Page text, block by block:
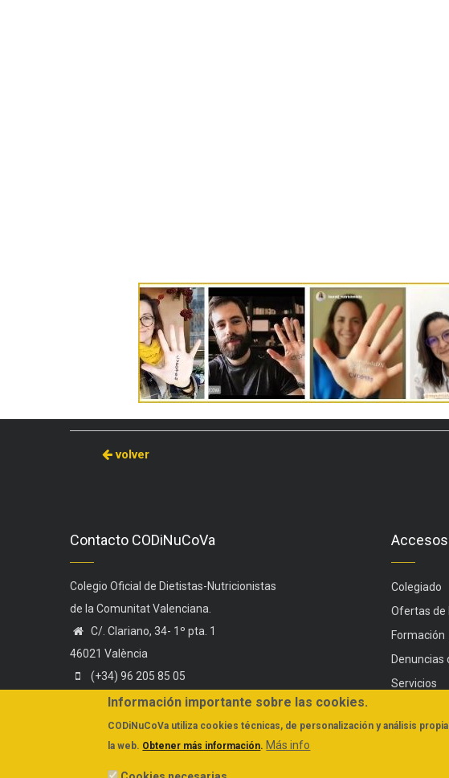
volver
Contacto CODiNuCoVa
Colegio Oficial de Dietistas-Nutricionistas
de la Comunitat Valenciana.
C/. Clariano, 34- 1º pta. 1
46021 València
(+34) 96 205 85 05
(+34) 606 44 75 58
administracion@codinucova.es
Colegiado
Ofertas de
Formación
Denuncias
Servicios
FAQs
Información importante sobre las cookies.
CODiNuCoVa utiliza cookies técnicas, de personalización y análisis
la web. Obtener más información. Más info